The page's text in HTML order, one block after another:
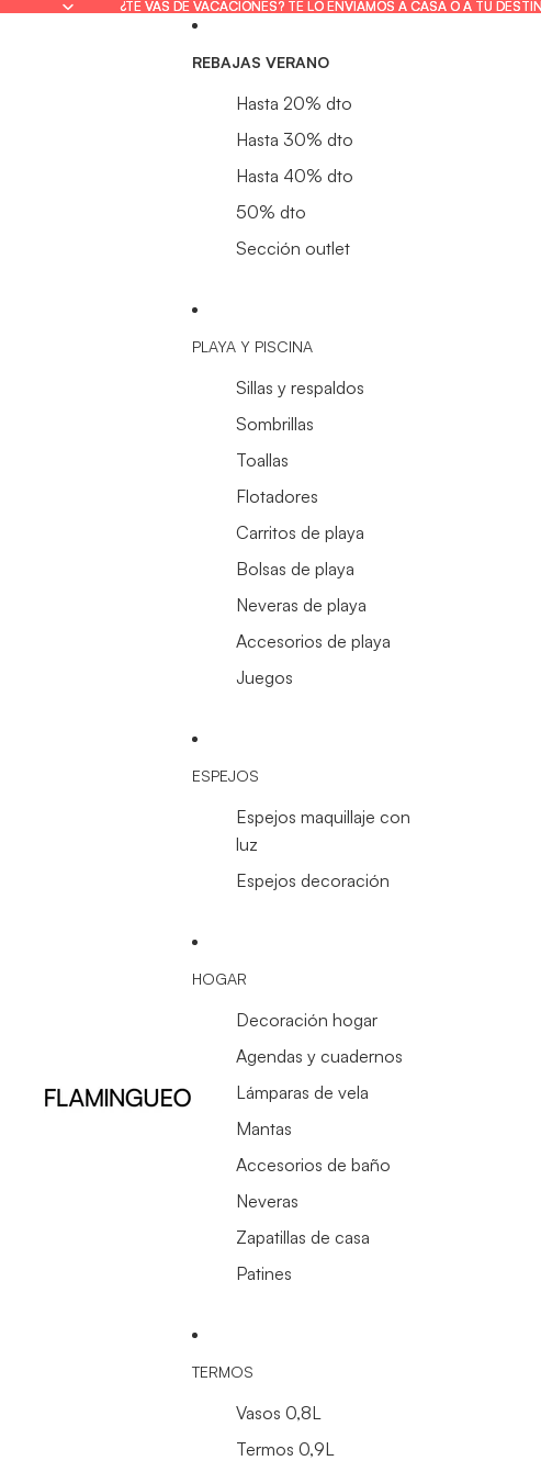
¿TE VAS DE VACACIONES? TE LO ENVIAMOS A CASA O A TU
¿TE VAS DE VACACIONES? TE LO ENVIAMOS A CASA O A TU
REBAJAS VERANO
Hasta 20% dto
Hasta 30% dto
Hasta 40% dto
50% dto
Sección outlet
PLAYA Y PISCINA
Sillas y respaldos
Sombrillas
Toallas
Flotadores
Carritos de playa
Bolsas de playa
Neveras de playa
Accesorios de playa
Juegos
ESPEJOS
Espejos maquillaje con
luz
Espejos decoración
HOGAR
Decoración hogar
Agendas y cuadernos
Lámparas de vela
Mantas
Accesorios de baño
Neveras
Zapatillas de casa
Patines
TERMOS
Vasos 0,8L
Termos 0,9L